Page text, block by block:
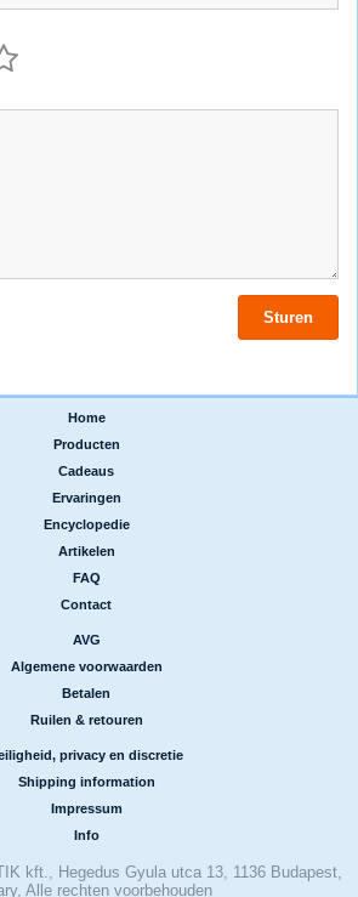
Home
Producten
Cadeaus
Ervaringen
Encyclopedie
Artikelen
FAQ
Contact
AVG
Algemene voorwaarden
Betalen
Ruilen & retouren
privacy en discretie
Shipping information
Impressum
Info
kft., Hegedus Gyula utca 13, 1136 Budapest,
Alle rechten voorbehouden